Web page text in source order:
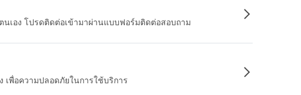
เอง โปรดติดต่อเข้ามาผ่านแบบฟอร์มติดต่อสอบถาม
เพื่อความปลอดภัยในการใช้บริการ